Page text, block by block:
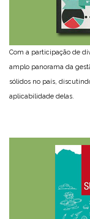
Com a participação de
amplo panorama da
sólidos no país,
aplicabilidade delas.